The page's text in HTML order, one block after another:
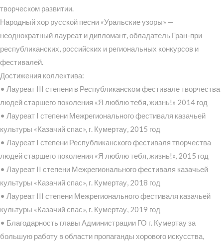
творческом развитии.
Народный хор русской песни «Уральские узоры» —
неоднократный лауреат и дипломант, обладатель Гран-при
республиканских, российских и региональных конкурсов и
фестивалей.
Достижения коллектива:
• Лауреат III степени в Республиканском фестивале творчества
людей старшего поколения «Я люблю тебя, жизнь!» 2014 год
• Лауреат I степени Межрегионального фестиваля казачьей
культуры «Казачий спас», г. Кумертау, 2015 год
• Лауреат I степени Республиканского фестиваля творчества
людей старшего поколения «Я люблю тебя, жизнь!», 2015 год
• Лауреат II степени Межрегионального фестиваля казачьей
культуры «Казачий спас», г. Кумертау, 2018 год
• Лауреат III степени Межрегионального фестиваля казачьей
культуры «Казачий спас», г. Кумертау, 2019 год
• Благодарность главы Администрации ГО г. Кумертау за
большую работу в области пропаганды хорового искусства,